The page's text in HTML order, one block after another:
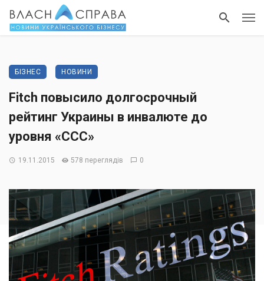
БІЗНЕС НОВИНИ
Fitch повысило долгосрочный
рейтинг Украины в инвалюте до
уровня «ССС»
19.11.2015 578 переглядів 0